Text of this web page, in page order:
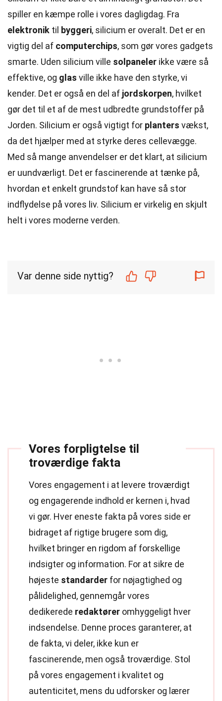
spiller en kæmpe rolle i vores dagligdag. Fra
elektronik til byggeri, silicium er overalt. Det er en
vigtig del af computerchips, som gør vores gadgets
smarte. Uden silicium ville solpaneler ikke være så
effektive, og glas ville ikke have den styrke, vi
kender. Det er også en del af jordskorpen, hvilket
gør det til et af de mest udbredte grundstoffer på
Jorden. Silicium er også vigtigt for planters vækst,
da det hjælper med at styrke deres cellevægge.
Med så mange anvendelser er det klart, at silicium
er uundværligt. Det er fascinerende at tænke på,
hvordan et enkelt grundstof kan have så stor
indflydelse på vores liv. Silicium er virkelig en skjult
helt i vores moderne verden.
Var denne side nyttig?
Vores forpligtelse til
troværdige fakta
Vores engagement i at levere troværdigt
og engagerende indhold er kernen i, hvad
vi gør. Hver eneste fakta på vores side er
bidraget af rigtige brugere som dig,
hvilket bringer en rigdom af forskellige
indsigter og information. For at sikre de
højeste standarder for nøjagtighed og
pålidelighed, gennemgår vores
dedikerede redaktører omhyggeligt hver
indsendelse. Denne proces garanterer, at
de fakta, vi deler, ikke kun er
fascinerende, men også troværdige. Stol
på vores engagement i kvalitet og
autenticitet, mens du udforsker og lærer